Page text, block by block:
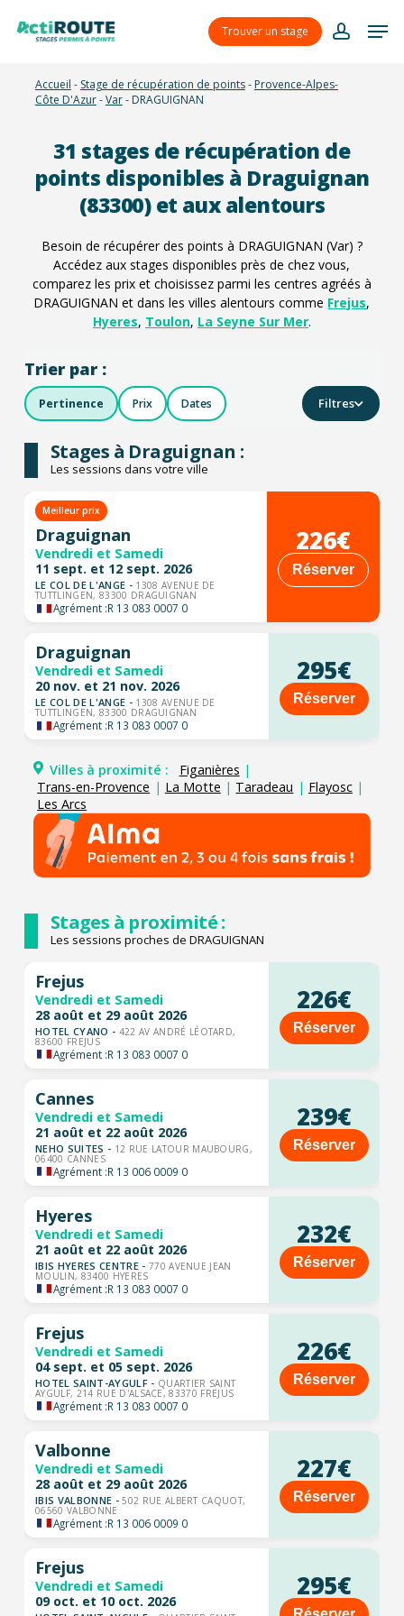
Trouver un stage
account
Accueil - Stage de récupération de points- Provence-Alpes-
Côte D'Azur-Var- DRAGUIGNAN
31 stages de récupération de
points disponibles à Draguignan
(83300) et aux alentours
Besoin de récupérer des points à DRAGUIGNAN (Var) ?
Accédez aux stages disponibles près de chez vous,
comparez les prix et choisissez parmi les centres agréés à
DRAGUIGNAN et dans les villes alentours comme Frejus,
Hyeres, Toulon, La Seyne Sur Mer.
Trier par :
Pertinence Prix Dates Filtres
Stages à Draguignan :
Les sessions dans votre ville
Meilleur prix
Draguignan
Vendredi et Samedi
11 sept. et 12 sept. 2026
LE COL DE L'ANGE - 1308 AVENUE DE
TUTTLINGEN, 83300 DRAGUIGNAN
Agrément :R 13 083 0007 0
226€
Réserver
Draguignan
Vendredi et Samedi
20 nov. et 21 nov. 2026
LE COL DE L'ANGE - 1308 AVENUE DE
TUTTLINGEN, 83300 DRAGUIGNAN
Agrément :R 13 083 0007 0
295€
Réserver
Villes à proximité : Figanières |
Trans-en-Provence | La Motte | Taradeau | Flayosc |
Les Arcs
Stages à proximité :
Les sessions proches de DRAGUIGNAN
Frejus
Vendredi et Samedi
28 août et 29 août 2026
HOTEL CYANO - 422 AV ANDRÉ LÉOTARD,
83600 FREJUS
Agrément :R 13 083 0007 0
226€
Réserver
Cannes
Vendredi et Samedi
21 août et 22 août 2026
NEHO SUITES - 12 RUE LATOUR MAUBOURG,
06400 CANNES
Agrément :R 13 006 0009 0
239€
Réserver
Hyeres
Vendredi et Samedi
21 août et 22 août 2026
IBIS HYERES CENTRE - 770 AVENUE JEAN
MOULIN, 83400 HYERES
Agrément :R 13 083 0007 0
232€
Réserver
Frejus
Vendredi et Samedi
04 sept. et 05 sept. 2026
HOTEL SAINT-AYGULF - QUARTIER SAINT
AYGULF, 214 RUE D'ALSACE, 83370 FREJUS
Agrément :R 13 083 0007 0
226€
Réserver
Valbonne
Vendredi et Samedi
28 août et 29 août 2026
IBIS VALBONNE -502 RUE ALBERT CAQUOT,
06560 VALBONNE
Agrément :R 13 006 0009 0
227€
Réserver
Frejus
Vendredi et Samedi
09 oct. et 10 oct. 2026
295€